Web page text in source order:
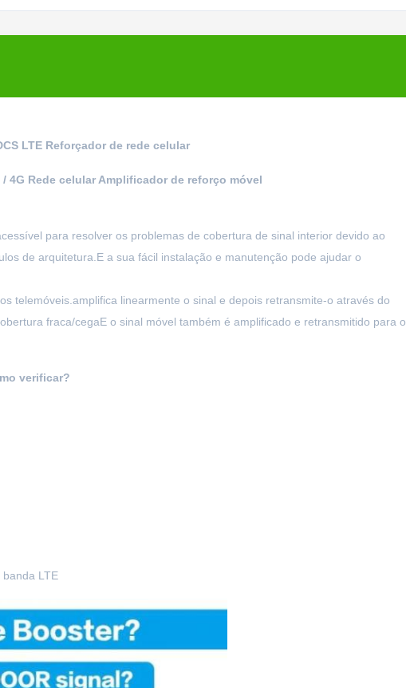
LTE Reforçador de rede celular
4G Rede celular Amplificador de reforço móvel
para resolver os problemas de cobertura de sinal interior devido ao
de arquitetura.E a sua fácil instalação e manutenção pode ajudar o
telemóveis.amplifica linearmente o sinal e depois retransmite-o através do
fraca/cegaE o sinal móvel também é amplificado e retransmitido para o
verificar?
LTE